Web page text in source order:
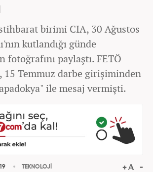
birimi CIA, 30 Ağustos
kutlandığı günde
fotoğrafını paylaştı. FETÖ
15 Temmuz darbe girişiminden
ile mesaj vermişti.
TEKNOLOJİ